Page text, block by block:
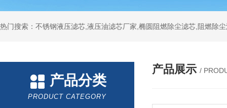
热门搜索：不锈钢液压滤芯,液压油滤芯厂家,椭圆阻燃除尘滤芯,阻燃除
产品分类
PRODUCT CATEGORY
产品展示 /